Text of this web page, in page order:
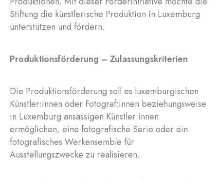
Stiftung die künstlerische Produktion in Luxemburg
unterstützen und fördern.
Produktionsförderung – Zulassungskriterien
Die Produktionsförderung soll es luxemburgischen
Künstler:innen oder Fotograf:innen beziehungsweise
in Luxemburg ansässigen Künstler:innen
ermöglichen, eine fotografische Serie oder ein
fotografisches Werkensemble für
Ausstellungszwecke zu realisieren.